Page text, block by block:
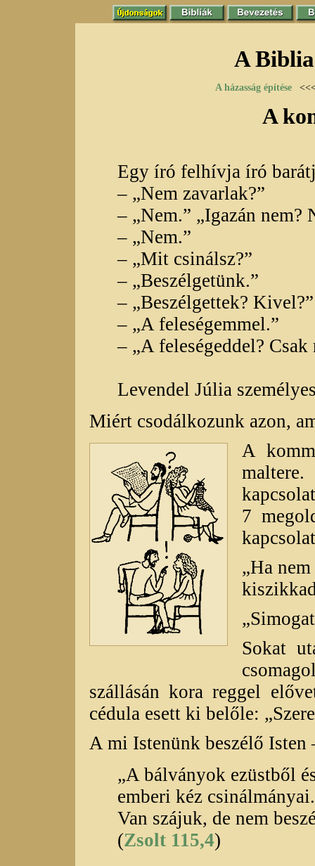
A
A házasság építése
A
Egy író felhívja író
– „Nem zavarlak?”
– „Nem.” „Igazán nem?
– „Nem.”
– „Mit csinálsz?”
– „Beszélgetünk.”
– „Beszélgettek? Kivel?”
– „A feleségemmel.”
– „A feleségeddel?
Levendel Júlia
Miért csodálkozunk azon,
A
7
„Ha
Sokat
szállásán kora reggel
cédula esett ki belőle:
A mi Istenünk beszélő
„A bálványok ezüstből
emberi kéz csinálmányai.
Van szájuk, de nem
(Zsolt 115,4)